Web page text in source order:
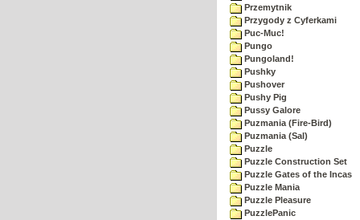
Przemytnik
Przygody z Cyferkami
Puc-Muc!
Pungo
Pungoland!
Pushky
Pushover
Pushy Pig
Pussy Galore
Puzmania (Fire-Bird)
Puzmania (Sal)
Puzzle
Puzzle Construction Set
Puzzle Gates of the Incas
Puzzle Mania
Puzzle Pleasure
PuzzlePanic